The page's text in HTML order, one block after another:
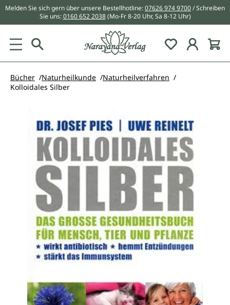
springen
Melden Sie sich gern über unsere Bestellhotline:07626 974 9700/ Schreiben
Sie uns:0160 652 2038 (Mo-Fr 8-20 Uhr, Sa 8-12 Uhr)
Du hast 0
Bücher Naturheilkunde
Naturheilverfahren
Kolloidales Silber